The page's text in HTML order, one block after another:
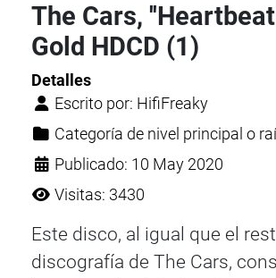
The Cars,
Gold HDCD (1)
Detalles
Escrito por: HifiFreaky
Categoría de nivel principal o
Publicado: 10 May 2020
Visitas: 3430
Este disco, al igual que el
discografía de The Cars,